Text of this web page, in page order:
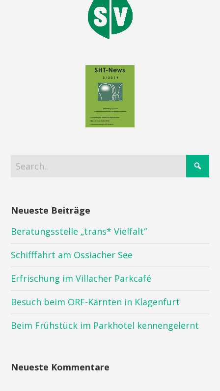
Neueste Beiträge
Beratungsstelle „trans* Vielfalt“
Schifffahrt am Ossiacher See
Erfrischung im Villacher Parkcafé
Besuch beim ORF-Kärnten in Klagenfurt
Beim Frühstück im Parkhotel kennengelernt
Neueste Kommentare